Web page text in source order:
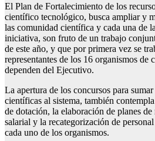
El Plan de Fortalecimiento de los
científico tecnológico, busca ampliar y
las comunidad científica y cada una de
iniciativa, son fruto de un trabajo
de este año, y que por primera vez se
representantes de los 16 organismos de
dependen del Ejecutivo.
La apertura de los concursos para
científicas al sistema, también
de dotación, la elaboración de planes
salarial y la recategorización de
cada uno de los organismos.